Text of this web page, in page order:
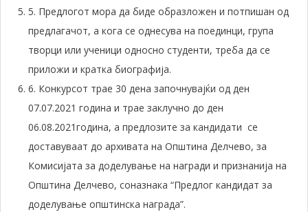
5. Предлогот мора да биде образложен и потпишан од
предлагачот, а кога се однесува на поединци, група
творци или ученици односно студенти, треба да се
приложи и кратка биографија.
6. Конкурсот трае 30 дена започнувајќи од ден
07.07.2021 година и трае заклучно до ден
06.08.2021година, а предлозите за кандидати се
доставуваат до архивата на Општина Делчево, за
Комисијата за доделување на награди и признанија на
Општина Делчево, соназнака “Предлог кандидат за
доделување општинска награда”.